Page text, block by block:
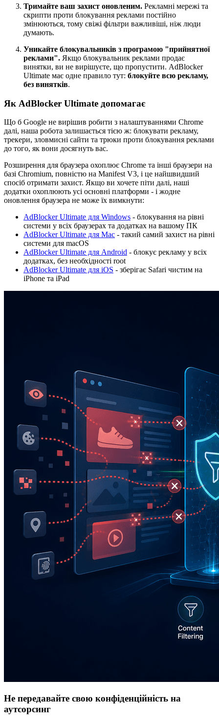
Тримайте ваш захист оновленим. Рекламні мережі та
скрипти проти блокування реклами постійно
змінюються, тому свіжі фільтри важливіші, ніж люди
думають.
Уникайте блокувальників з програмою "прийнятної
реклами". Якщо блокувальник реклами продає
винятки, ви не вирішуєте, що пропустити. AdBlocker
Ultimate має одне правило тут: блокуйте всю рекламу,
без винятків.
Як AdBlocker Ultimate допомагає
Що б Google не вирішив робити з налаштуваннями Chrome
далі, наша робота залишається тією ж: блокувати рекламу,
трекери, зловмисні сайти та трюки проти блокування реклами
до того, як вони досягнуть вас.
Розширення для браузера охоплює Chrome та інші браузери на
базі Chromium, повністю на Manifest V3, і це найшвидший
спосіб отримати захист. Якщо ви хочете піти далі, наші
додатки охоплюють усі основні платформи - і жодне
оновлення браузера не може їх вимкнути:
AdBlocker Ultimate для Windows - блокування на рівні
системи у всіх браузерах та додатках на вашому ПК
AdBlocker Ultimate для Mac - такий самий захист на рівні
системи для macOS
AdBlocker Ultimate для Android - блокує рекламу у всіх
додатках, без необхідності root
AdBlocker Ultimate для iOS - зберігає Safari чистим на
iPhone та iPad
Не передавайте свою конфіденційність на
аутсорсинг